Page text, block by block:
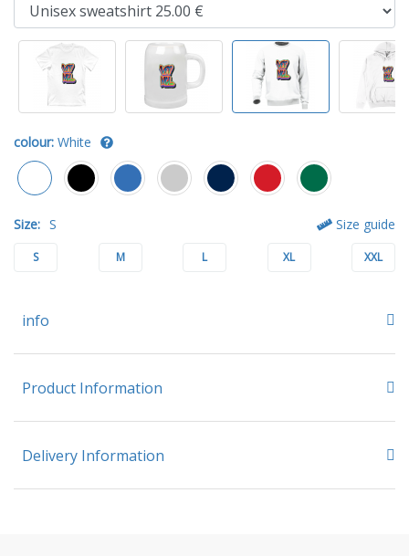
colour: White
Size: S Size guide
S M L XL XXL
info
Product Information
Delivery Information